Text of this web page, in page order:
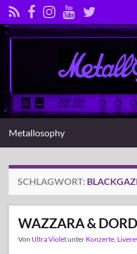
Search for:
Metallosophy
SCHLAGWORT:
WAZZARA &
Von Ultra Violetunter Konzerte